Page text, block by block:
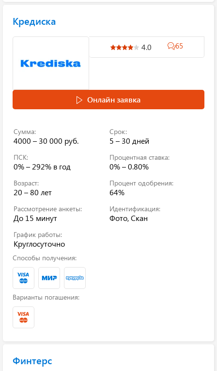
Кредиска
4.0 65
Онлайн заявка
Сумма:
4000 – 30 000 руб.
Срок:
5 – 30 дней
ПСК:
0% – 292% в год
Процентная ставка:
0% – 0.80%
Возраст:
20 – 80 лет
Процент одобрения:
64%
Рассмотрение анкеты:
До 15 минут
Идентификация:
Фото, Скан
График работы:
Круглосуточно
Способы получения:
Варианты погашения:
Финтерс